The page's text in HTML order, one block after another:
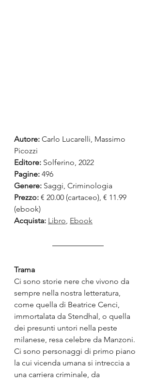
Autore: Carlo Lucarelli, Massimo
Picozzi
Editore: Solferino, 2022
Pagine: 496
Genere: Saggi, Criminologia
Prezzo: € 20.00 (cartaceo), € 11.99
(ebook)
Acquista: Libro, Ebook
Trama
Ci sono storie nere che vivono da
sempre nella nostra letteratura,
come quella di Beatrice Cenci,
immortalata da Stendhal, o quella
dei presunti untori nella peste
milanese, resa celebre da Manzoni.
Ci sono personaggi di primo piano
la cui vicenda umana si intreccia a
una carriera criminale, da